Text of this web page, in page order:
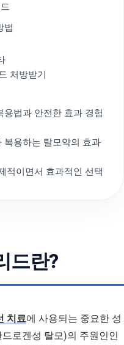
법
처방받기
법과 안전한 효과 경험
복용하는 탈모약의 효과
적이면서 효과적인 선택
드란?
치료에 사용되는 중요한 성
로겐성 탈모)의 주원인인